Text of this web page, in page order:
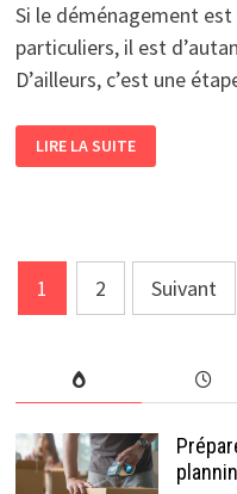
Si le déménagement
particuliers, il est
D’ailleurs, c’est une
D’ENTREPRISE
:
LIRE LA SUITE
Pagination
des
publications
1 2 Suivant